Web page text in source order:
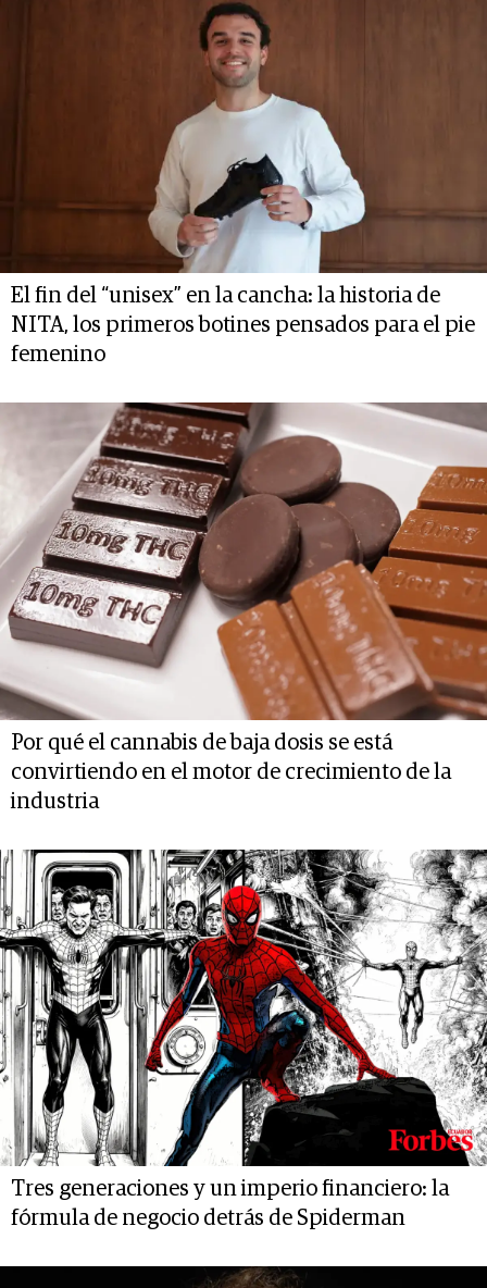
El fin del “unisex” en la cancha: la historia de
NITA, los primeros botines pensados para el pie
femenino
Por qué el cannabis de baja dosis se está
convirtiendo en el motor de crecimiento de la
industria
Tres generaciones y un imperio financiero: la
fórmula de negocio detrás de Spiderman